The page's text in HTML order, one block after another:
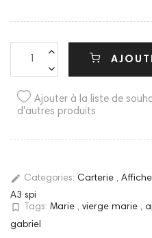
Ajouter à la liste de
d'autres produits
edit Categories: Carterie ,
A3 spi
bookmark_border Tags: Marie , vierge marie ,
gabriel